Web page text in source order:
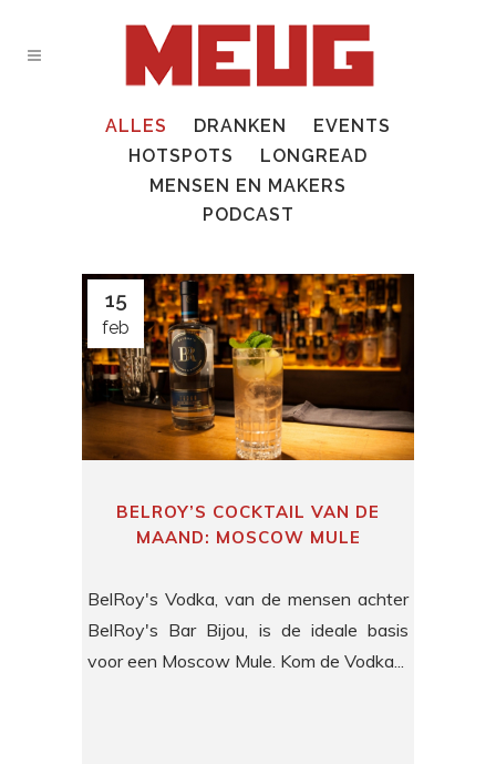
ALLES DRANKEN
EVENTS
HOTSPOTS
LONGREAD
MENSEN EN MAKERS
PODCAST
15
feb
BELROY’S COCKTAIL VAN DE
MAAND: MOSCOW MULE
BelRoy's Vodka, van de mensen achter
BelRoy's Bar Bijou, is de ideale basis
voor een Moscow Mule. Kom de Vodka...